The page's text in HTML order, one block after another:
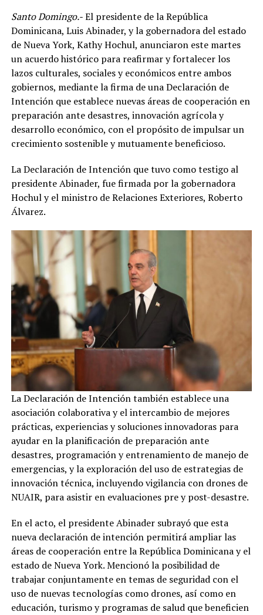
Santo Domingo.-El presidente de la República
Dominicana, Luis Abinader, y la gobernadora del estado
de Nueva York, Kathy Hochul, anunciaron este martes
un acuerdo histórico para reafirmar y fortalecer los
lazos culturales, sociales y económicos entre ambos
gobiernos, mediante la firma de una Declaración de
Intención que establece nuevas áreas de cooperación en
preparación ante desastres, innovación agrícola y
desarrollo económico, con el propósito de impulsar un
crecimiento sostenible y mutuamente beneficioso.
La Declaración de Intención que tuvo como testigo al
presidente Abinader, fue firmada por la gobernadora
Hochul y el ministro de Relaciones Exteriores, Roberto
Álvarez.
La Declaración de Intención también establece una
asociación colaborativa y el intercambio de mejores
prácticas, experiencias y soluciones innovadoras para
ayudar en la planificación de preparación ante
desastres, programación y entrenamiento de manejo de
emergencias, y la exploración del uso de estrategias de
innovación técnica, incluyendo vigilancia con drones de
NUAIR, para asistir en evaluaciones pre y post-desastre.
En el acto, el presidente Abinader subrayó que esta
nueva declaración de intención permitirá ampliar las
áreas de cooperación entre la República Dominicana y el
estado de Nueva York. Mencionó la posibilidad de
trabajar conjuntamente en temas de seguridad con el
uso de nuevas tecnologías como drones, así como en
educación, turismo y programas de salud que beneficien